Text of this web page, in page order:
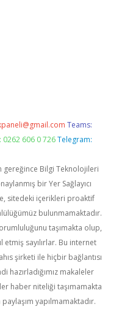
Teams:
606 0 726 Telegram:
gereğince Bilgi Teknolojileri
bir Yer Sağlayıcı
sitedeki içerikleri proaktif
bulunmamaktadır.
taşımakta olup,
sayılırlar. Bu internet
şirketi ile hiçbir bağlantısı
hazırladığımız makaleler
haber niteliği taşımamakta
yapılmamaktadır.